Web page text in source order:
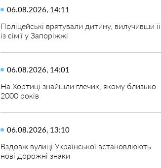
06.08.2026, 14:11
Поліцейські врятували дитину, вилучивши її
із сім’ї у Запоріжжі
06.08.2026, 14:01
На Хортиці знайшли глечик, якому близько
2000 років
06.08.2026, 13:10
Вздовж вулиці Української встановлюють
нові дорожні знаки